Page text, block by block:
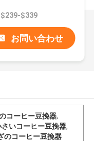
$339
お問い合わせ
コーヒー豆挽器,
いコーヒー豆挽器,
のコーヒー豆挽器